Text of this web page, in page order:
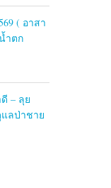
( อาสา
ำตก
– ลุย
ลป่าชาย